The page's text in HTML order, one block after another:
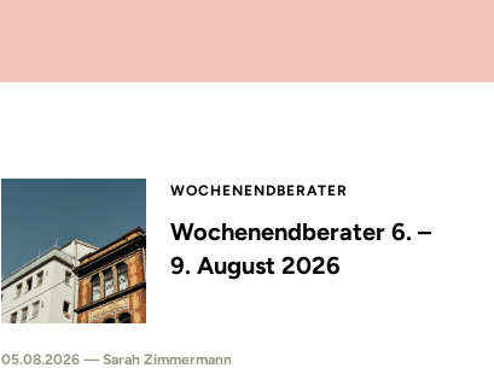
WOCHENENDBERATER
Wochenendberater 6. –
9. August 2026
05.08.2026 — Sarah Zimmermann